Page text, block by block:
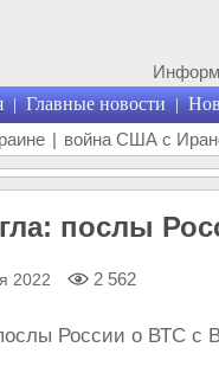
| Главные новости |
| война США с
послы
2022 2 562